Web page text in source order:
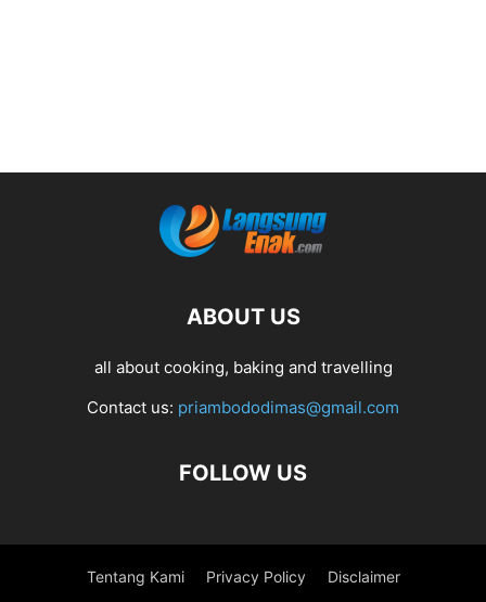
ABOUT US
all about cooking, baking and travelling
Contact us: priambododimas@gmail.com
FOLLOW US
Tentang Kami Privacy Policy Disclaimer